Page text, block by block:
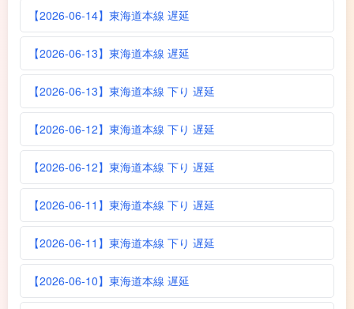
【2026-06-14】東海道本線 遅延
【2026-06-13】東海道本線 遅延
【2026-06-13】東海道本線 下り 遅延
【2026-06-12】東海道本線 下り 遅延
【2026-06-12】東海道本線 下り 遅延
【2026-06-11】東海道本線 下り 遅延
【2026-06-11】東海道本線 下り 遅延
【2026-06-10】東海道本線 遅延